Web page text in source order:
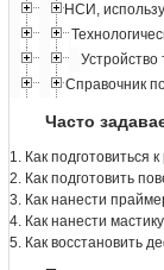
НСИ,
Устройство
Справочник
Часто
1. Как подготовиться
2. Как подготовить
3. Как нанести
4. Как нанести
5. Как восстановить